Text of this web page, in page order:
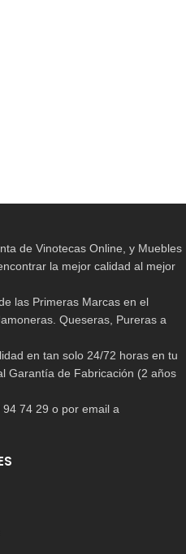
de Vinotecas Online, y Muebles
la mejor calidad al mejor
las Primeras Marcas en el
Queseras, Pureras a
en tan solo 24/72 horas en tu
Garantía de Fabricación (2 años
74 29 o por email a